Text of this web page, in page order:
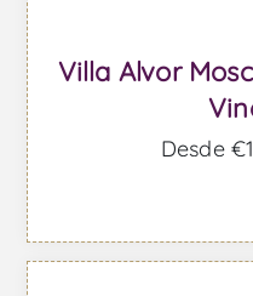
Villa Alvor
Desde